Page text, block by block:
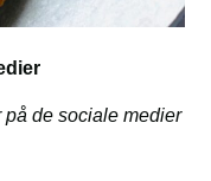
på de sociale medier